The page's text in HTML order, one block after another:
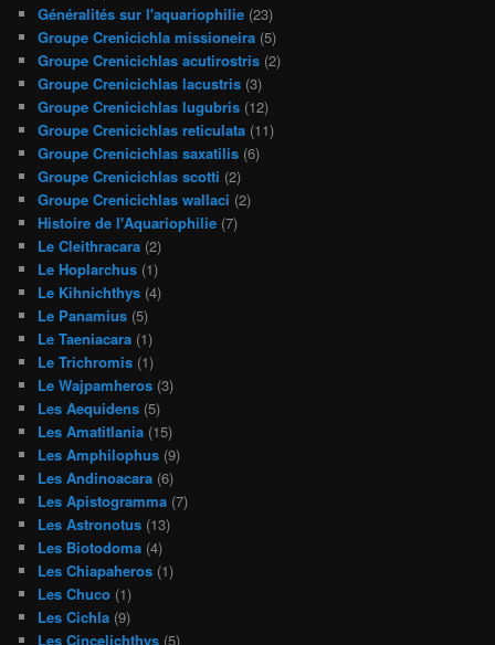
Généralités sur l'aquariophilie (23)
Groupe Crenicichla missioneira (5)
Groupe Crenicichlas acutirostris (2)
Groupe Crenicichlas lacustris (3)
Groupe Crenicichlas lugubris (12)
Groupe Crenicichlas reticulata (11)
Groupe Crenicichlas saxatilis (6)
Groupe Crenicichlas scotti (2)
Groupe Crenicichlas wallaci (2)
Histoire de l'Aquariophilie (7)
Le Cleithracara (2)
Le Hoplarchus (1)
Le Kihnichthys (4)
Le Panamius (5)
Le Taeniacara (1)
Le Trichromis (1)
Le Wajpamheros (3)
Les Aequidens (5)
Les Amatitlania (15)
Les Amphilophus (9)
Les Andinoacara (6)
Les Apistogramma (7)
Les Astronotus (13)
Les Biotodoma (4)
Les Chiapaheros (1)
Les Chuco (1)
Les Cichla (9)
Les Cincelichthys (5)